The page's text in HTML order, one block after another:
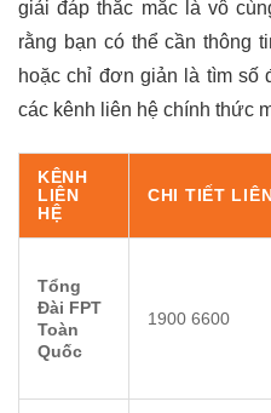
giải đáp thắc mắc là vô
rằng bạn có thể cần thông
hoặc chỉ đơn giản là tìm số
các kênh liên hệ chính thức
KÊNH
LIÊN
HỆ
CHI TIẾT
Tổng
Đài FPT
Toàn
Quốc
1900 6600